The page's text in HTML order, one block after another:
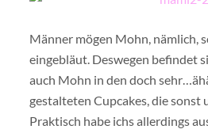
Männer mögen Mohn, nämlich,
eingebläut. Deswegen befindet
auch Mohn in den doch
gestalteten Cupcakes, die sonst
Praktisch habe ichs allerdings